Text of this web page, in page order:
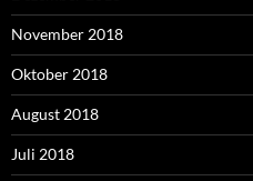
November 2018
Oktober 2018
August 2018
Juli 2018